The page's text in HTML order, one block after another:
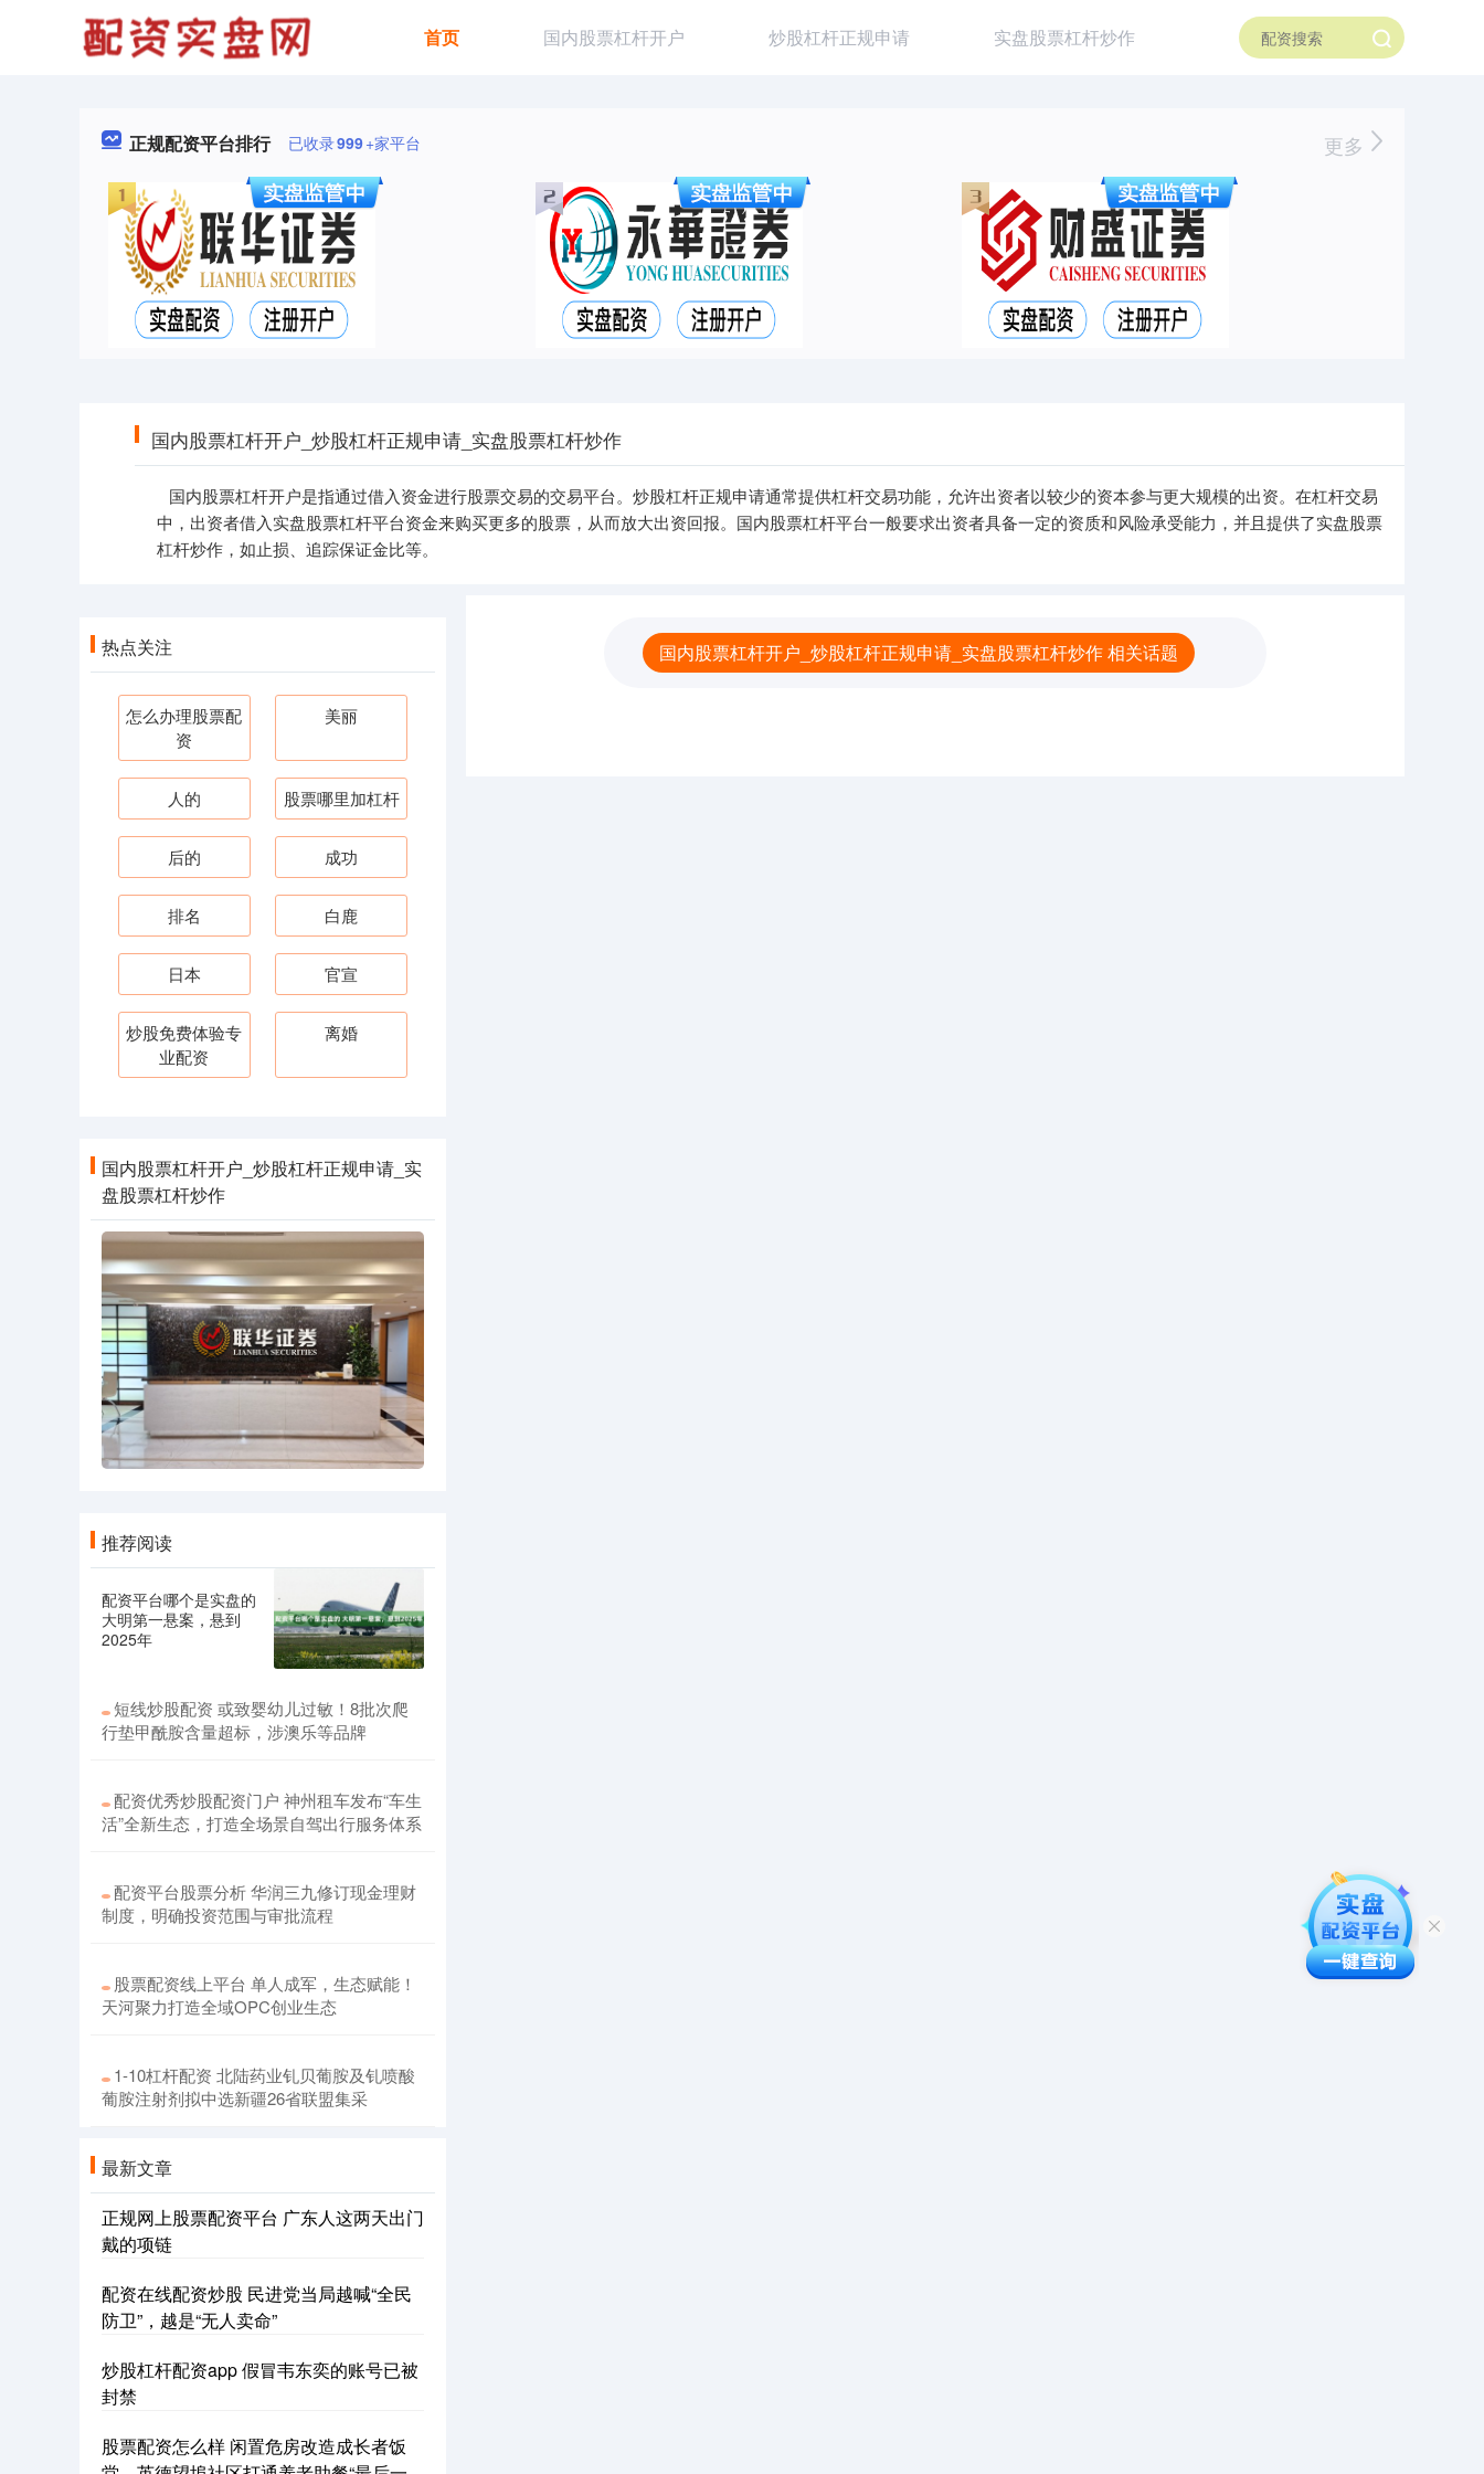
首页 国内股票杠杆开户 炒股杠杆正规申请 实盘股票杠杆炒作
正规配资平台排行 已收录999+家平台 更多
国内股票杠杆开户_炒股杠杆正规申请_实盘股票杠杆炒作
国内股票杠杆开户是指通过借入资金进行股票交易的交易平台。炒股杠杆正规申请通常提供杠杆交易功能，允许出资者以较少的资本参与更大规模的出资。在杠杆交易
中，出资者借入实盘股票杠杆平台资金来购买更多的股票，从而放大出资回报。国内股票杠杆平台一般要求出资者具备一定的资质和风险承受能力，并且提供了实盘股票
杠杆炒作，如止损、追踪保证金比等。
国内股票杠杆开户_炒股杠杆正规申请_实盘股票杠杆炒作 相关话题
热点关注
怎么办理股票配
资
美丽
人的 股票哪里加杠杆
后的 成功
排名 白鹿
日本 官宣
炒股免费体验专
业配资
离婚
国内股票杠杆开户_炒股杠杆正规申请_实
盘股票杠杆炒作
推荐阅读
配资平台哪个是实盘的
大明第一悬案，悬到
2025年
短线炒股配资 或致婴幼儿过敏！8批次爬
行垫甲酰胺含量超标，涉澳乐等品牌
配资优秀炒股配资门户 神州租车发布“车生
活”全新生态，打造全场景自驾出行服务体系
配资平台股票分析 华润三九修订现金理财
制度，明确投资范围与审批流程
股票配资线上平台 单人成军，生态赋能！
天河聚力打造全域OPC创业生态
1-10杠杆配资 北陆药业钆贝葡胺及钆喷酸
葡胺注射剂拟中选新疆26省联盟集采
最新文章
正规网上股票配资平台 广东人这两天出门
戴的项链
配资在线配资炒股 民进党当局越喊“全民
防卫”，越是“无人卖命”
炒股杠杆配资app 假冒韦东奕的账号已被
封禁
股票配资怎么样 闲置危房改造成长者饭